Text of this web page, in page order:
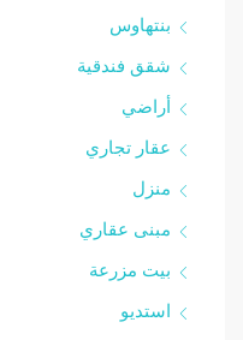
بنتهاوس
شقق فندقية
أراضي
عقار تجاري
منزل
مبنى عقاري
بيت مزرعة
استديو